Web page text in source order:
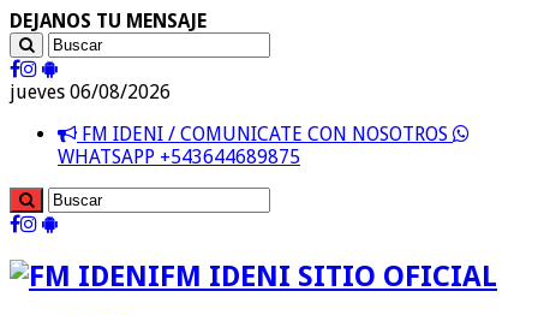
DEJANOS TU MENSAJE
jueves 06/08/2026
FM IDENI / COMUNICATE CON NOSOTROS
WHATSAPP +543644689875
FM IDENI SITIO OFICIAL